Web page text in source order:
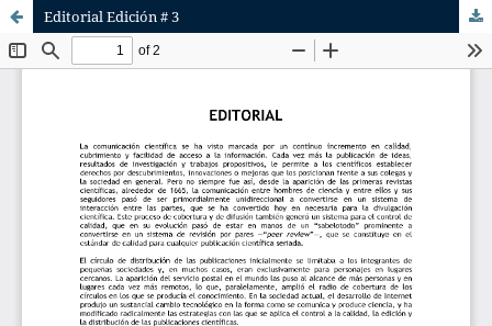
Editorial Edición # 3